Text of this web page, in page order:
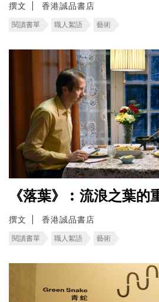
撰文 香港誠品書店
閱讀書單 職人絮語 藝術
《落葉》︰流浪之葉的
撰文 香港誠品書店
閱讀書單 職人絮語 藝術